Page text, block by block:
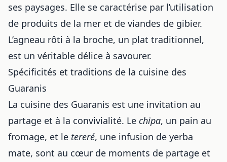
ses paysages. Elle se caractérise par l’utilisation
de produits de la mer et de viandes de gibier.
L’agneau rôti à la broche, un plat traditionnel,
est un véritable délice à savourer.
Spécificités et traditions de la cuisine des
Guaranis
La cuisine des Guaranis est une invitation au
partage et à la convivialité. Le chipa, un pain au
fromage, et le tereré, une infusion de yerba
mate, sont au cœur de moments de partage et